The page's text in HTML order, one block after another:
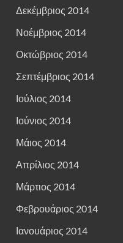
Δεκέμβριος 2014
Νοέμβριος 2014
Οκτώβριος 2014
Σεπτέμβριος 2014
Ιούλιος 2014
Ιούνιος 2014
Μάιος 2014
Απρίλιος 2014
Μάρτιος 2014
Φεβρουάριος 2014
Ιανουάριος 2014